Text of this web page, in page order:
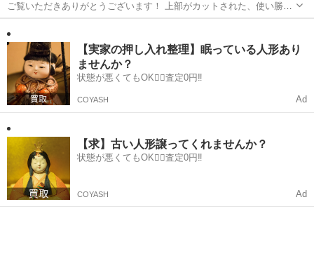
ご覧いただきありがとうございます！ 上部がカットされた、使い勝手
の良い一斗缶（角缶・スチール缶）です。 定期的に数が出ますので、
複数必要な方も大歓迎です！ 1個【100円】という格安価格でお譲りい
たします。 しっかりと...
【実家の押し入れ整理】眠っている人形あり
ませんか？
状態が悪くてもOK🙆‍♀️査定0円‼️
COYASH Ad
【求】古い人形譲ってくれませんか？
状態が悪くてもOK🙆‍♀️査定0円‼️
COYASH Ad